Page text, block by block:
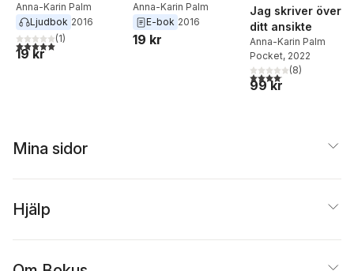
Anna-Karin Palm
Ljudbok 2016
5,0utav 5 stjärnor. Totalt antal röster:
(1)
19 kr
Anna-Karin Palm
E-bok 2016
19 kr
Jag skriver över
ditt ansikte
Anna-Karin Palm
Pocket, 2022
4,1utav 5 stjärnor.
(8)
99 kr
Mina sidor
Hjälp